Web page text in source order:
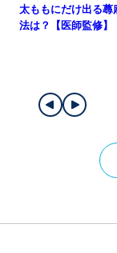
太ももにだけ出る
法は？【医師監修】